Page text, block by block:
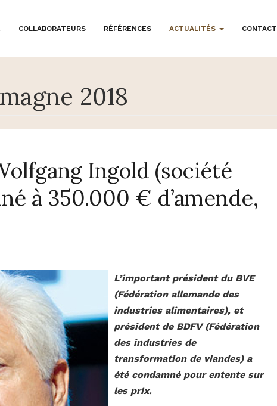
COLLABORATEURS RÉFÉRENCES ACTUALITÉS CONTACT
2018
Ingold (société
à 350.000 € d’amende,
L’important président du BVE
(Fédération allemande des
industries alimentaires), et
président de BDFV (Fédération
des industries de
transformation de viandes) a
été condamné pour entente sur
les prix.